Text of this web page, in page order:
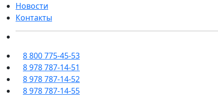
Новости
Контакты
8 800 775-45-53
8 978 787-14-51
8 978 787-14-52
8 978 787-14-55